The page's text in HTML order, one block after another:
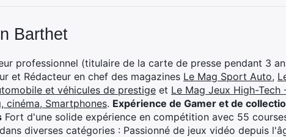
Barthet
professionnel (titulaire de la carte de presse pendant 3
et Rédacteur en chef des magazines Le Mag Sport Auto,
et véhicules de prestige et Le Mag Jeux High-Tech
cinéma, Smartphones. Expérience de Gamer et de
Fort d'une solide expérience en compétition avec 55
diverses catégories : Passionné de jeux vidéo depuis